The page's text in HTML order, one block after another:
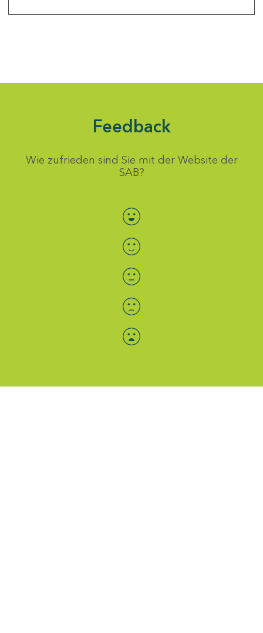
Feedback
Wie zufrieden sind Sie mit der Website der
SAB?
Bewertung auswählen